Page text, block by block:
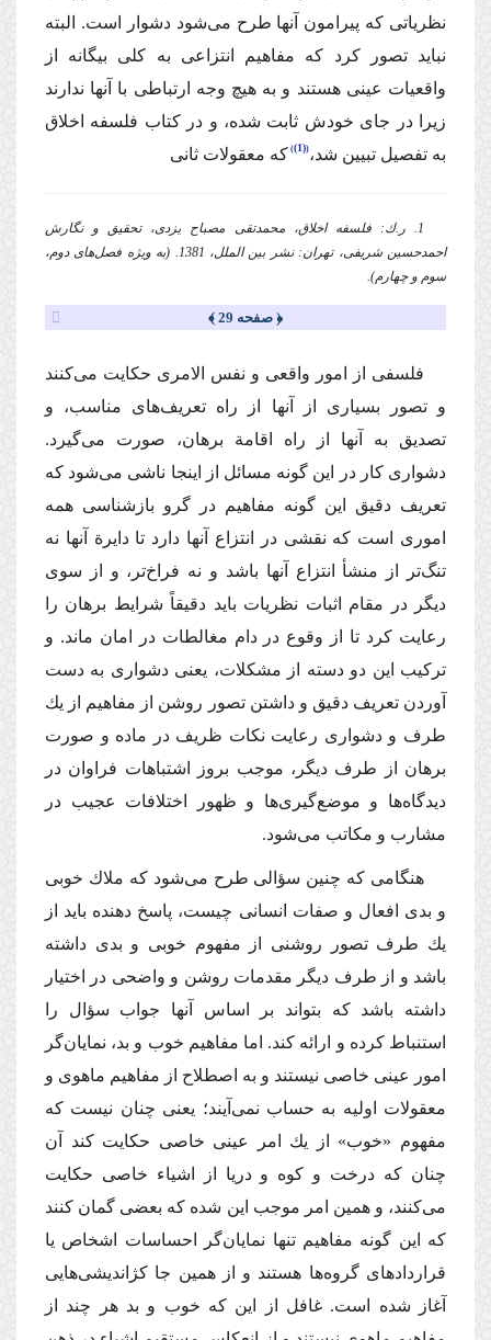
نظریاتی كه پیرامون آنها طرح می‌شود دشوار است. البته
نباید تصور كرد كه مفاهیم انتزاعی به كلی بیگانه از
واقعیات عینی هستند و به هیچ وجه ارتباطی با آنها ندارند
زیرا در جای خودش ثابت شده، و در كتاب فلسفه اخلاق
به تفصیل تبیین شد، (1) كه معقولات ثانی
1. ر.ك: فلسفه اخلاق، محمدتقی مصباح یزدی، تحقیق و نگارش
احمدحسین شریفی، تهران: نشر بین الملل، 1381. (به ویژه فصل‌های دوم،‌
سوم و چهارم).
﴿ صفحه 29 ﴾
فلسفی از امور واقعی و نفس الامری حكایت می‌كنند
و تصور بسیاری از آنها از راه تعریف‌های ‌مناسب،‌ و
تصدیق به آنها از راه اقامة برهان، صورت می‌گیرد.
دشواری كار در این گونه مسائل از اینجا ناشی می‌شود كه
تعریف دقیق این گونه مفاهیم در گرو بازشناسی همه
اموری است كه نقشی در انتزاع آنها دارد تا دایرة‌ آنها نه
تنگ‌تر از منشأ انتزاع آنها باشد و نه فراخ‌تر، و از سوی
دیگر در مقام اثبات نظریات باید دقیقاً شرایط برهان را
رعایت كرد تا از وقوع در دام مغالطات در امان ماند. و
تركیب این دو دسته از مشكلات، یعنی دشواری به دست
آوردن تعریف دقیق و داشتن تصور روشن از مفاهیم از یك
طرف و دشواری رعایت نكات ظریف در ماده و صورت
برهان از طرف دیگر، موجب بروز اشتباهات فراوان در
دیدگاه‌ها و موضع‌گیری‌ها و ظهور اختلافات عجیب در
مشارب و مكاتب می‌شود.
هنگامی كه چنین سؤالی طرح می‌شود كه ملاك خوبی
و بدی افعال و صفات انسانی چیست، پاسخ دهنده باید از
یك طرف تصور روشنی از مفهوم خوبی و بدی داشته
باشد و از طرف دیگر مقدمات روشن و واضحی در اختیار
داشته باشد كه بتواند بر اساس آنها جواب سؤال را
استنباط كرده و ارائه كند. اما مفاهیم خوب و بد، نمایان‌گر
امور عینی خاصی نیستند و به اصطلاح از مفاهیم ماهوی و
معقولات اولیه به حساب نمی‌آیند؛ یعنی چنان نیست كه
مفهوم «خوب» از یك امر عینی خاصی حكایت كند آن
چنان كه درخت و كوه و دریا از اشیاء خاصی حكایت
می‌كنند، و همین امر موجب این شده كه بعضی گمان كنند
كه این گونه مفاهیم تنها نمایان‌گر احساسات اشخاص یا
قراردادهای گروه‌ها هستند و از همین جا كژاندیشی‌هایی
آغاز شده است. غافل از این كه خوب و بد هر چند از